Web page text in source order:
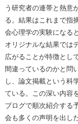
う研究者の連帯と熱意
る。結果はこれまで指
会心理学の実験になる
オリジナルな結果では
広がることが特徴とし
間違っているのかと問
し、論文掲載という科
ている。この深い内容
ブログで順次紹介する
会も多くの声明を出し